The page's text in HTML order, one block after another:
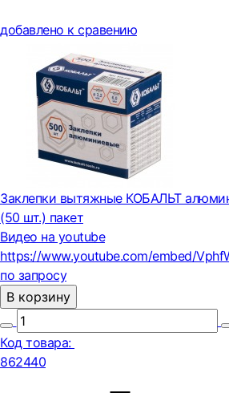
добавлено к сравению
Заклепки вытяжные КОБАЛЬТ
(50 шт.) пакет
Видео на youtube
https://www.youtube.com/embed/
по запросу
В корзину
Код товара:
862440